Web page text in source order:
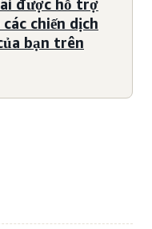
được hỗ trợ
chiến dịch
bạn trên